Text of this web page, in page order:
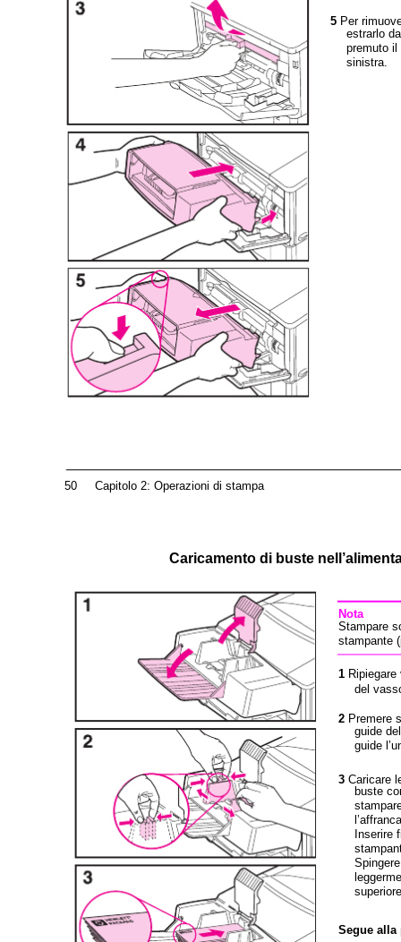
50 Capitolo 2: Operazioni di stampa
5 Per
estrarlo
premuto
sinistra.
Caricamento di buste
Nota
Stampare
stampante
1
del
2 Premere
guide
guide
3 Caricare
buste
Inserire
Segue alla